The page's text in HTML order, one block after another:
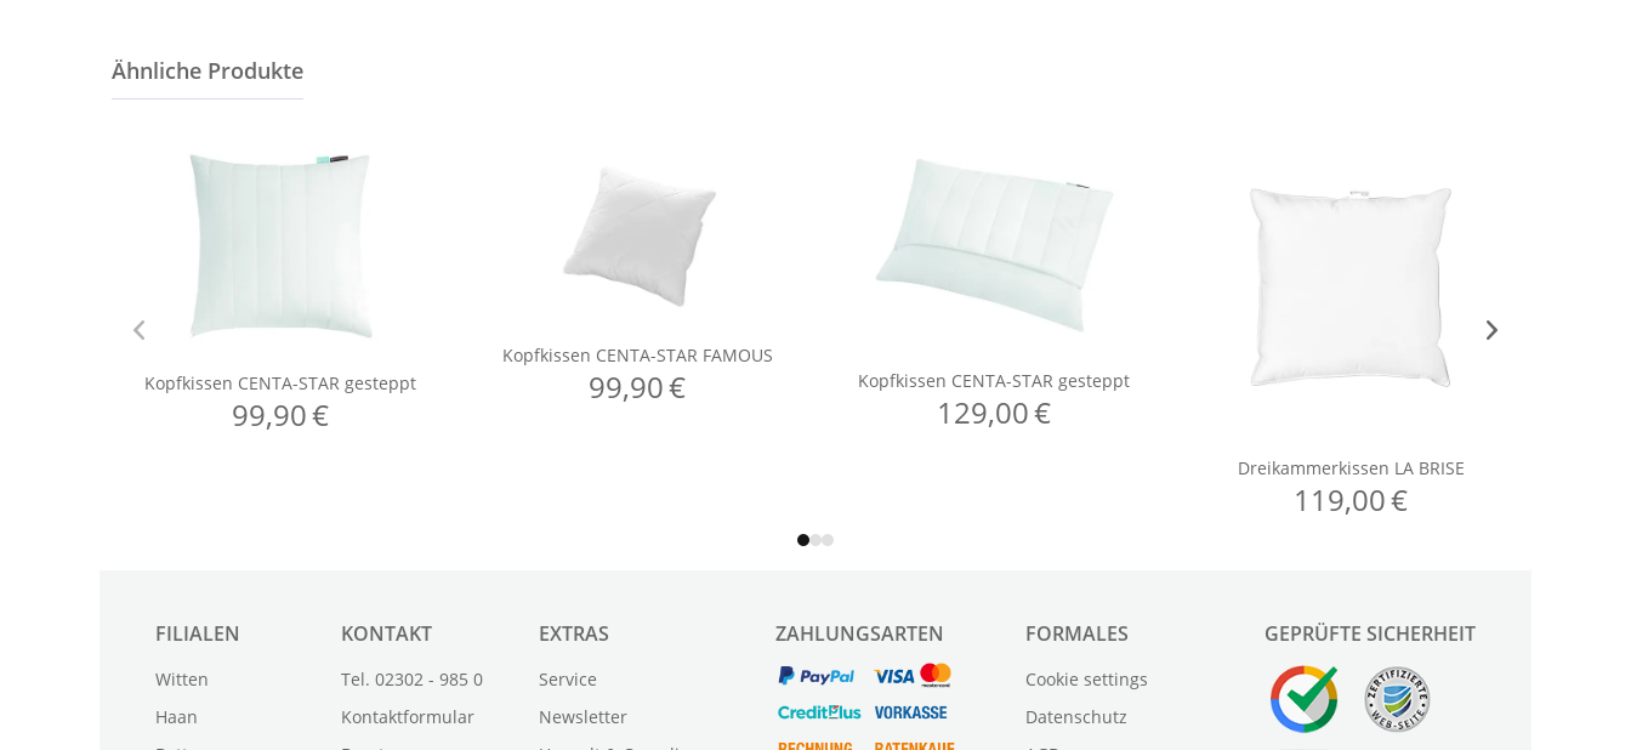
FILIALEN
Witten
Haan
KONTAKT
Tel. 02302 - 985 0
Kontaktformular
EXTRAS
Service
Newsletter
ZAHLUNGSARTEN FORMALES
Cookie settings
Datenschutz
GEPRÜFTE SICHERHEIT